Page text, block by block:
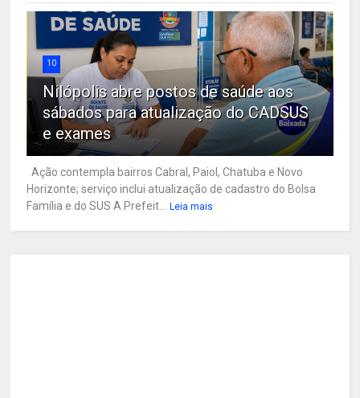
10
Nilópolis abre postos de saúde aos
sábados para atualização do CADSUS
e exames
Ação contempla bairros Cabral, Paiol, Chatuba e Novo
Horizonte; serviço inclui atualização de cadastro do Bolsa
Família e do SUS A Prefeit...
Leia mais